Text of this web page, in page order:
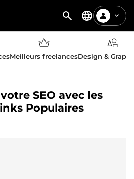
Meilleurs freelancesDesign &
SEO avec les
Populaires